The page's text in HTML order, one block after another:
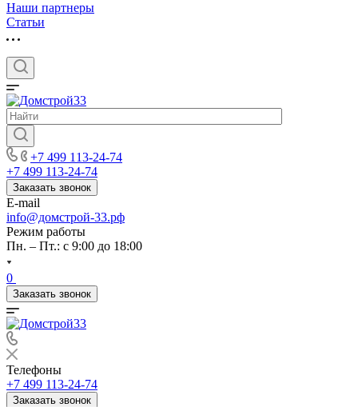
Наши партнеры
Статьи
+7 499 113-24-74
+7 499 113-24-74
Заказать звонок
E-mail
info@домстрой-33.рф
Режим работы
Пн. – Пт.: с 9:00 до 18:00
0
Заказать звонок
Телефоны
+7 499 113-24-74
Заказать звонок